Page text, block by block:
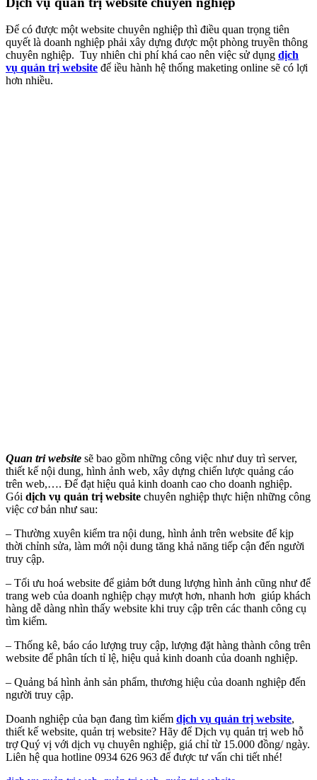
Để có được một website chuyên nghiệp thì điều quan trọng tiên
quyết là doanh nghiệp phải xây dựng được một phòng truyền thông
chuyên nghiệp. Tuy nhiên chi phí khá cao nên việc sử dụng dịch
vụ quản trị website để iều hành hệ thống maketing online sẽ có lợi
hơn nhiều.
Quan tri website sẽ bao gồm những công việc như duy trì server,
thiết kế nội dung, hình ảnh web, xây dựng chiến lược quảng cáo
trên web,…. Để đạt hiệu quả kinh doanh cao cho doanh nghiệp.
Gói dịch vụ quản trị website chuyên nghiệp thực hiện những công
việc cơ bản như sau:
– Thường xuyên kiểm tra nội dung, hình ảnh trên website để kịp
thời chỉnh sửa, làm mới nội dung tăng khả năng tiếp cận đến người
truy cập.
– Tối ưu hoá website để giảm bớt dung lượng hình ảnh cũng như để
trang web của doanh nghiệp chạy mượt hơn, nhanh hơn giúp khách
hàng dễ dàng nhìn thấy website khi truy cập trên các thanh công cụ
tìm kiếm.
– Thống kê, báo cáo lượng truy cập, lượng đặt hàng thành công trên
website để phân tích tỉ lệ, hiệu quả kinh doanh của doanh nghiệp.
– Quảng bá hình ảnh sản phẩm, thương hiệu của doanh nghiệp đến
người truy cập.
Doanh nghiệp của bạn đang tìm kiếm dịch vụ quản trị website,
thiết kế website, quản trị website? Hãy để Dịch vụ quản trị web hỗ
trợ Quý vị với dịch vụ chuyên nghiệp, giá chỉ từ 15.000 đồng/ ngày.
Liên hệ qua hotline 0934 626 963 để được tư vấn chi tiết nhé!